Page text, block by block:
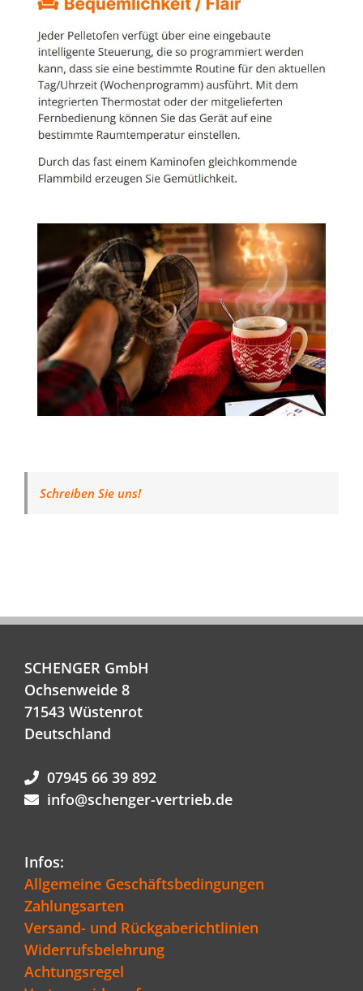
Schreiben Sie uns!
SCHENGER GmbH
Ochsenweide 8
71543 Wüstenrot
Deutschland
07945 66 39 892
info@schenger-vertrieb.de
Infos:
Allgemeine Geschäftsbedingungen
Zahlungsarten
Versand- und Rückgaberichtlinien
Widerrufsbelehrung
Achtungsregel